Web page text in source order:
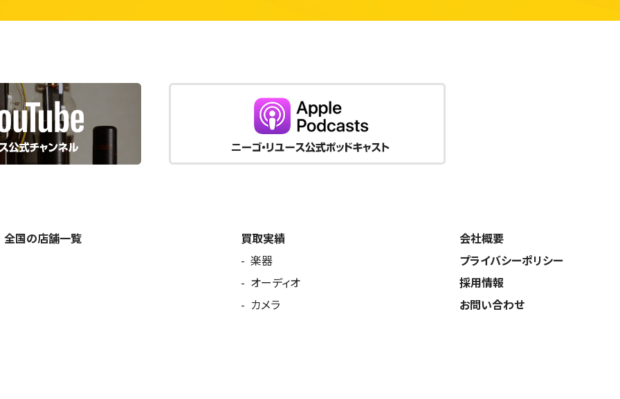
全国の店舗一覧
買取実績
楽器
オーディオ
カメラ
会社概要
プライバシーポリシー
採用情報
お問い合わせ